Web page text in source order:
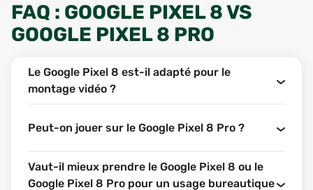
Passons au cas qui nous intéresse ! À première vue, les
deux modèles partagent un air de famille évident, mais
vraies différences techniques. Ce duel oppose une
version “Pro” qui vise la polyvalence et les usages
intensifs, à un modèle standard qui mise sur l’équilibre.
Mais où se situent réellement les écarts, et lesquels sont
décisifs pour ton usage ? On décortique tout, point par
point.
ÉCRAN : DIAGONALE XL OU FORMAT
FAQ : GOOGLE PIXEL 8 VS
GOOGLE PIXEL 8 PRO
Le Google Pixel 8 est-il adapté pour le
montage vidéo ?
Peut-on jouer sur le Google Pixel 8 Pro ?
Vaut-il mieux prendre le Google Pixel 8 ou le
Google Pixel 8 Pro pour un usage bureautique